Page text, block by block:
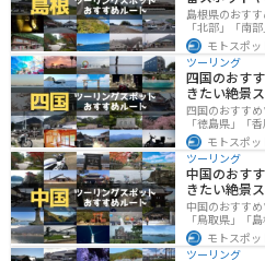
島根県のおす
「北部」「南
海と山が近く
ます。バイク
てください。
モトスポッ
ツーリング
四国のおす
きたい絶景
四国のおすす
「徳島県」「
光地紹介しま
し、四季折々
す。バイクで
ださい。
モトスポッ
ツーリング
中国のおす
きたい絶景
中国のおすす
「鳥取県」「
の各県の観光
地が点在し、
モトスポッ
ツーリング